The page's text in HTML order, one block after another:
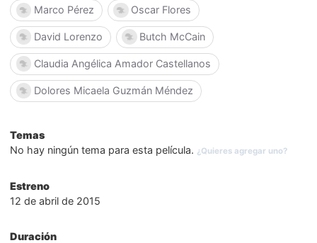
Marco Pérez Oscar Flores
David Lorenzo Butch McCain
Claudia Angélica Amador Castellanos
Dolores Micaela Guzmán Méndez
Temas
No hay ningún tema para esta película. ¿Quieres agregar uno?
Estreno
12 de abril de 2015
Duración